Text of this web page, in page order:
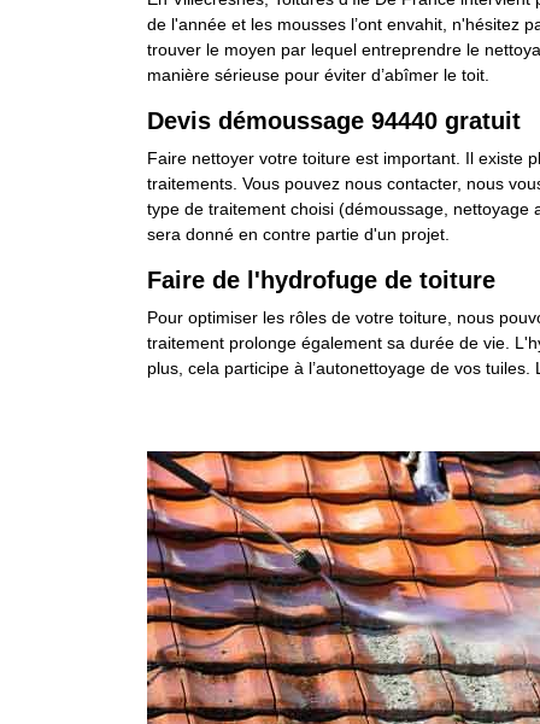
de l'année et les mousses l’ont envahit, n'hésitez
trouver le moyen par lequel entreprendre le
manière sérieuse pour éviter d’abîmer le toit.
Devis démoussage 94440 gratuit
Faire nettoyer votre toiture est important. Il existe
traitements. Vous pouvez nous contacter, nous
type de traitement choisi (démoussage,
sera donné en contre partie d'un projet.
Faire de l'hydrofuge de toiture
Pour optimiser les rôles de votre toiture, nous
traitement prolonge également sa durée de vie.
plus, cela participe à l’autonettoyage de vos